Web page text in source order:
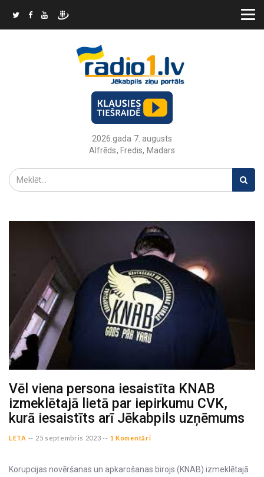
2026.gada 7. augusts
Alfrēds, Fredis, Madars
Vēl viena persona iesaistīta KNAB
izmeklētajā lietā par iepirkumu CVK,
kurā iesaistīts arī Jēkabpils uzņēmums
LETA -- 25 septembris 2023 -- 1 Komentāri
Korupcijas novēršanas un apkarošanas birojs (KNAB) izmeklētajā